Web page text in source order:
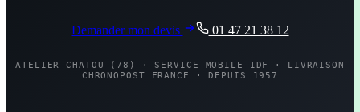
Demander mon devis 01 47 21 38 12
ATELIER CHATOU (78) · SERVICE MOBILE IDF · LIVRAISON
CHRONOPOST FRANCE · DEPUIS 1957